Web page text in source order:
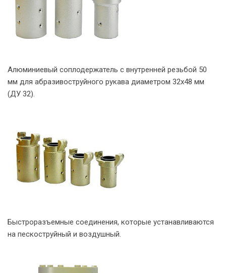
Алюминиевый соплодержатель с внутренней резьбой 50
мм для абразивоструйного рукава диаметром 32х48 мм
(ДУ 32).
Быстроразъемные соединения, которые устанавливаются
на пескоструйный и воздушный.